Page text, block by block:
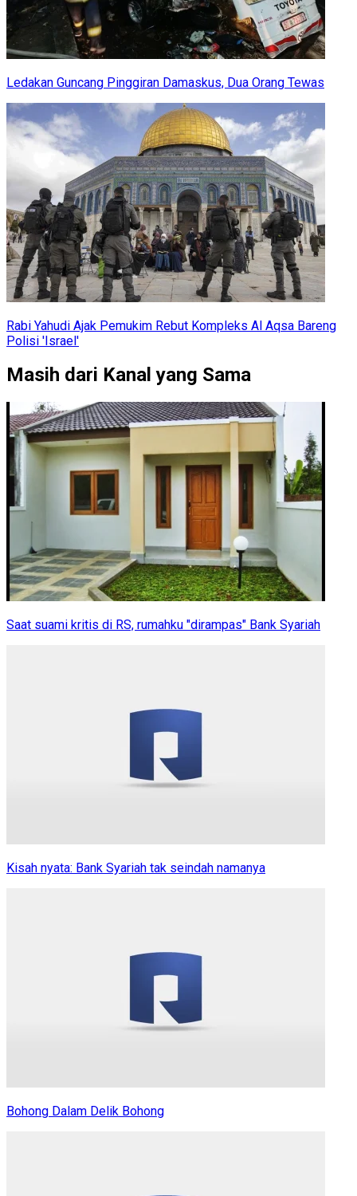
Ledakan Guncang Pinggiran Damaskus, Dua Orang Tewas
Rabi Yahudi Ajak Pemukim Rebut Kompleks Al Aqsa Bareng
Polisi 'Israel'
Masih dari Kanal yang Sama
Saat suami kritis di RS, rumahku "dirampas" Bank Syariah
Kisah nyata: Bank Syariah tak seindah namanya
Bohong Dalam Delik Bohong